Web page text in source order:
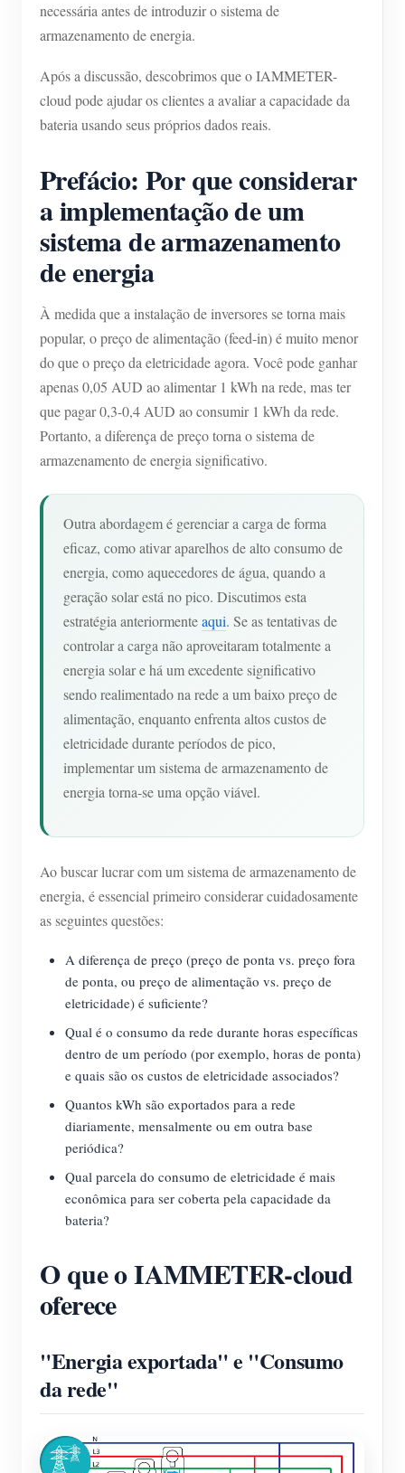
necessária antes de introduzir o sistema de
armazenamento de energia.
Após a discussão, descobrimos que o IAMMETER-
cloud pode ajudar os clientes a avaliar a capacidade da
bateria usando seus próprios dados reais.
Prefácio: Por que considerar
a implementação de um
sistema de armazenamento
de energia
À medida que a instalação de inversores se torna mais
popular, o preço de alimentação (feed-in) é muito menor
do que o preço da eletricidade agora. Você pode ganhar
apenas 0,05 AUD ao alimentar 1 kWh na rede, mas ter
que pagar 0,3-0,4 AUD ao consumir 1 kWh da rede.
Portanto, a diferença de preço torna o sistema de
armazenamento de energia significativo.
Outra abordagem é gerenciar a carga de forma
eficaz, como ativar aparelhos de alto consumo de
energia, como aquecedores de água, quando a
geração solar está no pico. Discutimos esta
estratégia anteriormenteaqui. Se as tentativas de
controlar a carga não aproveitaram totalmente a
energia solar e há um excedente significativo
sendo realimentado na rede a um baixo preço de
alimentação, enquanto enfrenta altos custos de
eletricidade durante períodos de pico,
implementar um sistema de armazenamento de
energia torna-se uma opção viável.
Ao buscar lucrar com um sistema de armazenamento de
energia, é essencial primeiro considerar cuidadosamente
as seguintes questões:
A diferença de preço (preço de ponta vs. preço fora
de ponta, ou preço de alimentação vs. preço de
eletricidade) é suficiente?
Qual é o consumo da rede durante horas específicas
dentro de um período (por exemplo, horas de ponta)
e quais são os custos de eletricidade associados?
Quantos kWh são exportados para a rede
diariamente, mensalmente ou em outra base
periódica?
Qual parcela do consumo de eletricidade é mais
econômica para ser coberta pela capacidade da
bateria?
O que o IAMMETER-cloud
oferece
"Energia exportada" e "Consumo
da rede"